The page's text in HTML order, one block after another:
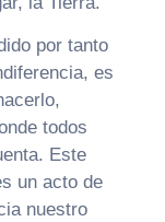
por tanto
es
todos
Este
un acto de
nuestro